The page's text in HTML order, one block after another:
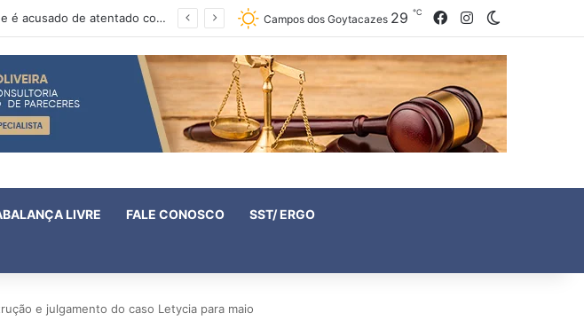
IV Fórum Fluminense de Violência Doméstica e Familiar Contra a Mulher aprova 18 enunciados Campos dos Goytacazes 29 ℃ FacebookInstagram
LIVRE FALE CONOSCO SST/ ERGO
e julgamento do caso Letycia para maio